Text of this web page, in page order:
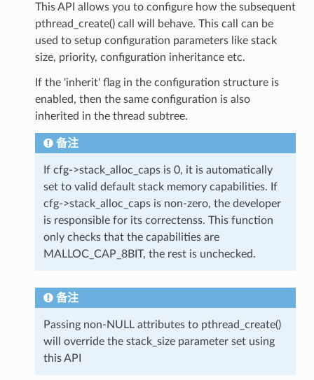
This API allows you to configure how the subsequent
pthread_create() call will behave. This call can be
used to setup configuration parameters like stack
size, priority, configuration inheritance etc.
If the 'inherit' flag in the configuration structure is
enabled, then the same configuration is also
inherited in the thread subtree.
备注
If cfg->stack_alloc_caps is 0, it is automatically
set to valid default stack memory capabilities. If
cfg->stack_alloc_caps is non-zero, the developer
is responsible for its correctenss. This function
only checks that the capabilities are
MALLOC_CAP_8BIT, the rest is unchecked.
备注
Passing non-NULL attributes to pthread_create()
will override the stack_size parameter set using
this API